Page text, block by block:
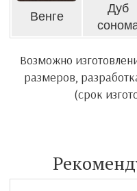
Венге
Дуб
Возможно
размеров,
(срок